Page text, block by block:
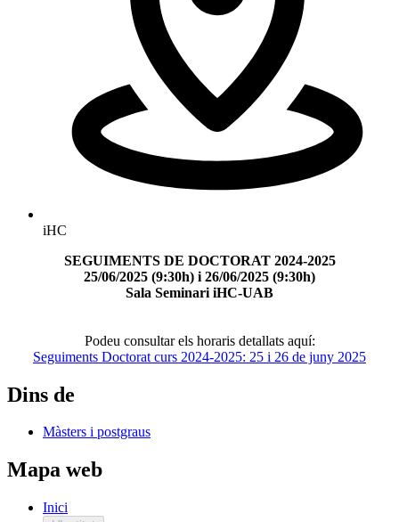
iHC
SEGUIMENTS DE DOCTORAT 2024-2025
25/06/2025 (9:30h) i 26/06/2025 (9:30h)
Sala Seminari iHC-UAB
Podeu consultar els horaris detallats aquí:
Seguiments Doctorat curs 2024-2025: 25 i 26 de juny 2025
Dins de
Màsters i postgraus
Mapa web
Inici